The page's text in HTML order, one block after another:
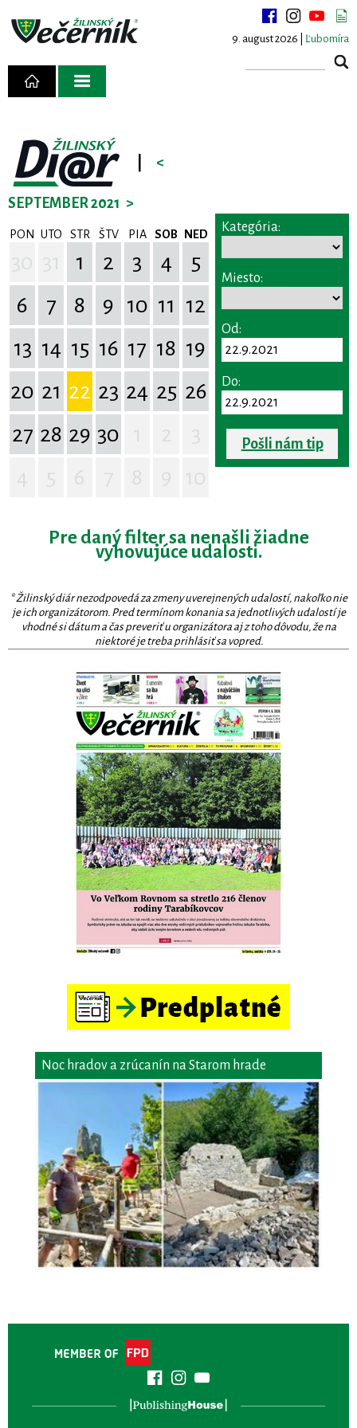
9. august 2026 | Ľubomíra
<
SEPTEMBER 2021 >
PON UTO STR ŠTV PIA SOB NED
1 2 3 4
5
6
7 8 9 10 11 12
13 14 15 16 17 18 19
20 21 22 23 24 25 26
27 28 29 30
Kategória:
Miesto:
Od:
Do:
Pošli nám tip
Pre daný filter sa nenašli žiadne
vyhovujúce udalosti.
* Žilinský diár nezodpovedá za zmeny uverejnených udalostí, nakoľko nie
je ich organizátorom. Pred termínom konania sa jednotlivých udalostí je
vhodné si dátum a čas preveriť u organizátora aj z toho dôvodu, že na
niektoré je treba prihlásiť sa vopred.
Noc hradov a zrúcanín na Starom hrade